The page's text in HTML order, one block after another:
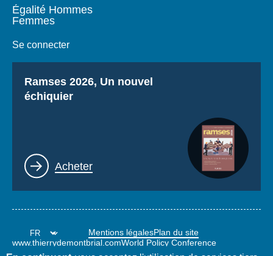
Égalité Hommes
Femmes
Se connecter
Titre
Ramses 2026, Un nouvel
échiquier
Lien
Acheter
Mentions légalesPlan du site
www.thierrydemontbrial.comWorld Policy Conference
Blog Politique étrangère